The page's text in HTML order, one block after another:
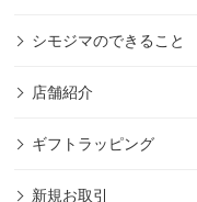
シモジマのできること
店舗紹介
ギフトラッピング
新規お取引